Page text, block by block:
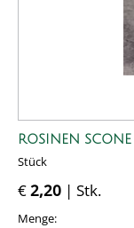
ROSINEN SCONE
Stück
€2,20 | Stk.
Menge: